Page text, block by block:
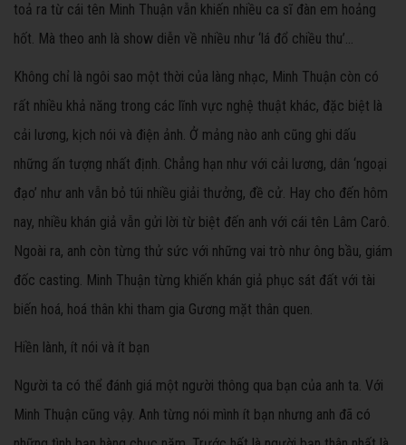
toả ra từ cái tên Minh Thuận vẫn khiến nhiều ca sĩ đàn em hoảng
hốt. Mà theo anh là show diễn về nhiều như ‘lá đổ chiều thu’…
Không chỉ là ngôi sao một thời của làng nhạc, Minh Thuận còn có
rất nhiều khả năng trong các lĩnh vực nghệ thuật khác, đặc biệt là
cải lương, kịch nói và điện ảnh. Ở mảng nào anh cũng ghi dấu
những ấn tượng nhất định. Chẳng hạn như với cải lương, dân ‘ngoại
đạo’ như anh vẫn bỏ túi nhiều giải thưởng, đề cử. Hay cho đến hôm
nay, nhiều khán giả vẫn gửi lời từ biệt đến anh với cái tên Lâm Carô.
Ngoài ra, anh còn từng thử sức với những vai trò như ông bầu, giám
đốc casting. Minh Thuận từng khiến khán giả phục sát đất với tài
biến hoá, hoá thân khi tham gia Gương mặt thân quen.
Hiền lành, ít nói và ít bạn
Người ta có thể đánh giá một người thông qua bạn của anh ta. Với
Minh Thuận cũng vậy. Anh từng nói mình ít bạn nhưng anh đã có